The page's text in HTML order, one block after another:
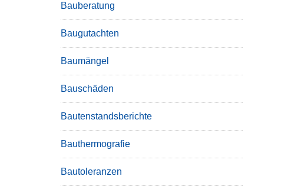
Bauberatung
Baugutachten
Baumängel
Bauschäden
Bautenstandsberichte
Bauthermografie
Bautoleranzen